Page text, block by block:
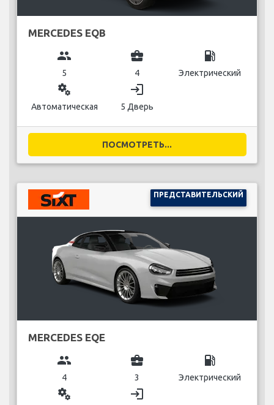
MERCEDES EQB
group
5
business_center
4
local_gas_station
Электрический
miscellaneous_services
Автоматическая
login
5 Дверь
ПОСМОТРЕТЬ...
ПРЕДСТАВИТЕЛЬСКИЙ
MERCEDES EQE
group
4
business_center
3
local_gas_station
Электрический
miscellaneous_services login